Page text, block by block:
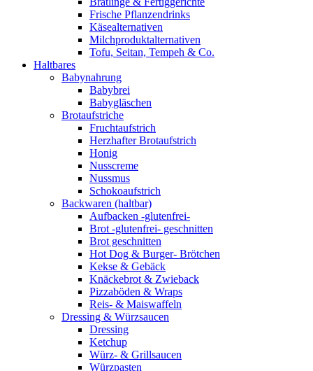
Frische Pflanzendrinks
Käsealternativen
Milchproduktalternativen
Tofu, Seitan, Tempeh & Co.
Haltbares
Babynahrung
Babybrei
Babygläschen
Brotaufstriche
Fruchtaufstrich
Herzhafter Brotaufstrich
Honig
Nusscreme
Nussmus
Schokoaufstrich
Backwaren (haltbar)
Aufbacken -glutenfrei-
Brot -glutenfrei- geschnitten
Brot geschnitten
Hot Dog & Burger- Brötchen
Kekse & Gebäck
Knäckebrot & Zwieback
Pizzaböden & Wraps
Reis- & Maiswaffeln
Dressing & Würzsaucen
Dressing
Ketchup
Würz- & Grillsaucen
Würzpasten